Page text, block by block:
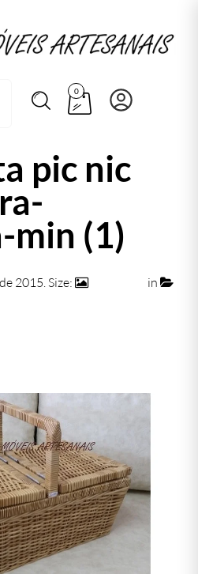
0
pic nic
min (1)
2015 . Size:
in